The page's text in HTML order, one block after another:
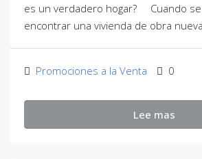
es un verdadero hogar? Cuando
encontrar una vivienda de obra
Promociones a la Venta 0
Lee mas